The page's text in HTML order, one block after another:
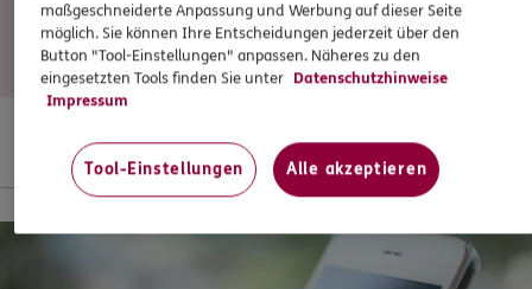
Mit Mehrwert für Sie: Bewertungen echter ERGO Kunden
auf einem unabhängigen Onlineportal.
Praktische Services mit Mehrwert
maßgeschneiderte Anpassung und Werbung auf dieser Seite
möglich. Sie können Ihre Entscheidungen jederzeit über den
Button "Tool-Einstellungen" anpassen. Näheres zu den
eingesetzten Tools finden Sie unter Datenschutzhinweise
Impressum
Tool-Einstellungen Alle akzeptieren